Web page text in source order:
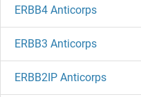
ERBB4 Anticorps
ERBB3 Anticorps
ERBB2IP Anticorps